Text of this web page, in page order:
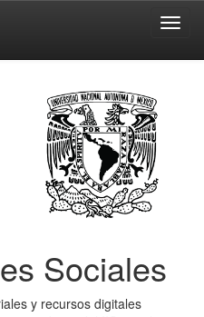
Sociales
y recursos digitales